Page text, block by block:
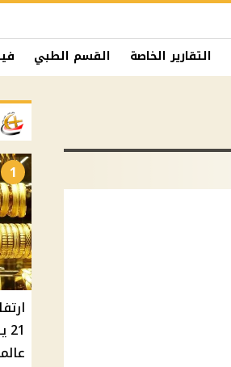
التقارير الخاصة القسم الطبي
1